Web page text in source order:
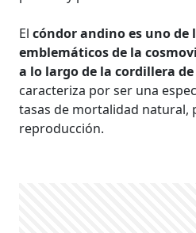
Elcóndor andino es uno de
emblemáticos de la
a lo largo de la cordillera de
caracteriza por ser una
tasas de mortalidad natural,
reproducción.